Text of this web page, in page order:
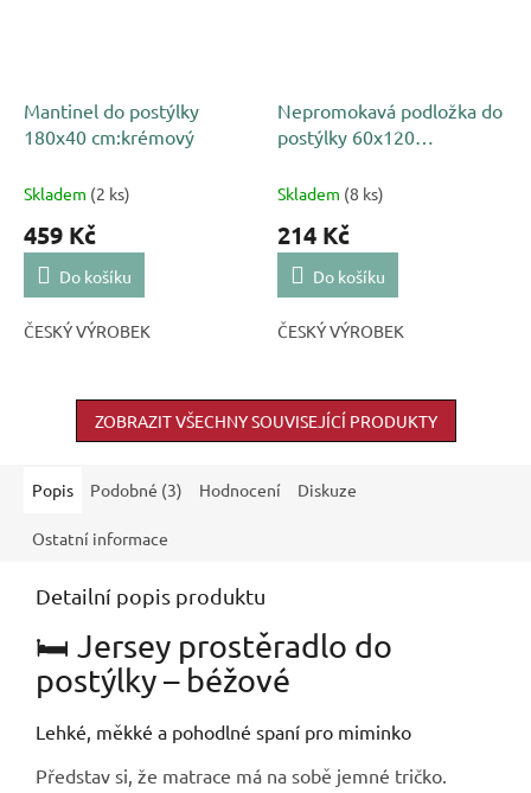
Mantinel do postýlky
180x40 cm:krémový
Skladem (2 ks)
459 Kč
Do košíku
ČESKÝ VÝROBEK
Nepromokavá podložka do
postýlky 60x120
Skladem (8 ks)
214 Kč
Do košíku
ČESKÝ VÝROBEK
ZOBRAZIT VŠECHNY SOUVISEJÍCÍ PRODUKTY
Popis Podobné (3) Hodnocení Diskuze
Ostatní informace
Detailní popis produktu
🛏️ Jersey prostěradlo do
postýlky – béžové
Lehké, měkké a pohodlné spaní pro miminko
Představ si, že matrace má na sobě jemné tričko.